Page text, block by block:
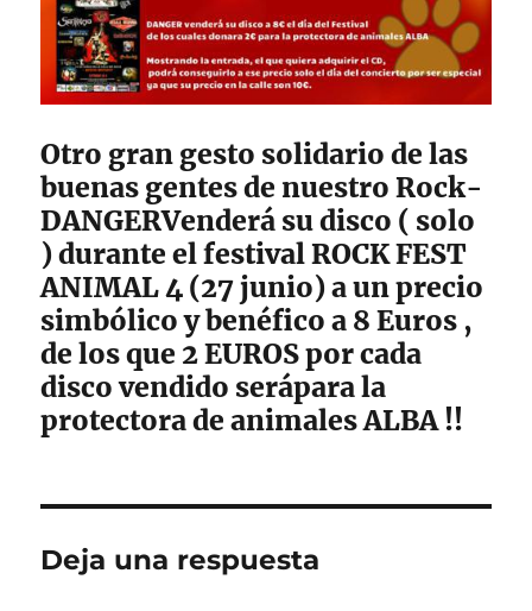
Otro gran gesto solidario de las
buenas gentes de nuestro Rock-
DANGERVenderá su disco ( solo
) durante el festival ROCK FEST
ANIMAL 4 (27 junio) a un precio
simbólico y benéfico a 8 Euros ,
de los que 2 EUROS por cada
disco vendido serápara la
protectora de animales ALBA !!
Deja una respuesta